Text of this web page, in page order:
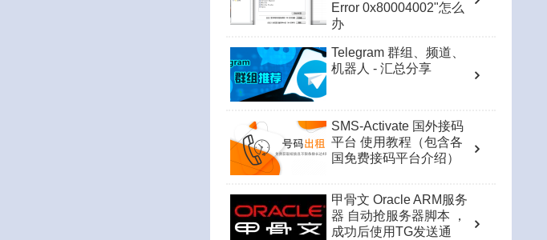
Error 0x80004002"怎么
办
Telegram 群组、频道、
机器人 - 汇总分享
SMS-Activate 国外接码
平台 使用教程（包含各
国免费接码平台介绍）
甲骨文 Oracle ARM服务
器 自动抢服务器脚本 ，
成功后使用TG发送通